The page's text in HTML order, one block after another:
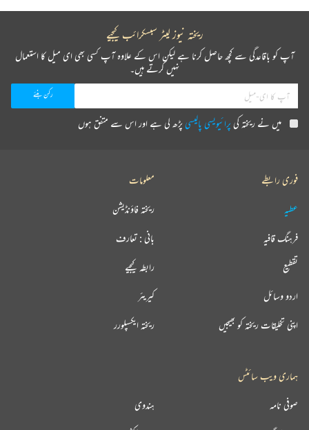
ریختہ نیوز لیٹر سبسکرائب کیجیے
آپ کو باقاعدگی سے کچھ حاصل کرنا ہے لیکن اس کے علاوہ آپ کسی بھی ای میل کا استعمال
نہیں کرتے ہیں۔
میں نے ریختہ کیپرائیویسی پالیسیپڑھ لی ہے اور اس سے متفق ہوں
فوری رابطے
عطیہ
فرہنگ قافیہ
تقطیع
اردو وسائل
اپنی تخلیقات ریختہ کو بھیجیں
معلومات
ریختہ فاؤنڈیشن
بانی : تعارف
رابطہ کیجیے
کیریئر
ریختہ ایکسپلورر
ہماری ویب سائٹس
ہندوی صوفی نامہ